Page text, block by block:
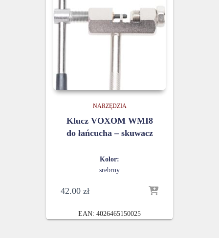
NARZĘDZIA
Klucz VOXOM WMI8
do łańcucha – skuwacz
Kolor:
srebrny
42.00 zł
EAN: 4026465150025